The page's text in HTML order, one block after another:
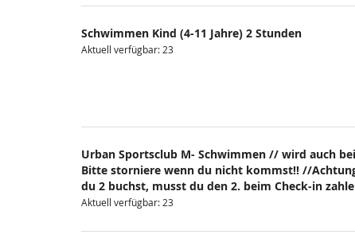
Schwimmen Kind (4-11 Jahre) 2 Stunden
Aktuell verfügbar: 23
Urban Sportsclub M- Schwimmen // wird auch
Bitte storniere wenn du nicht kommst!! //
du 2 buchst, musst du den 2. beim Check-in
Aktuell verfügbar: 23